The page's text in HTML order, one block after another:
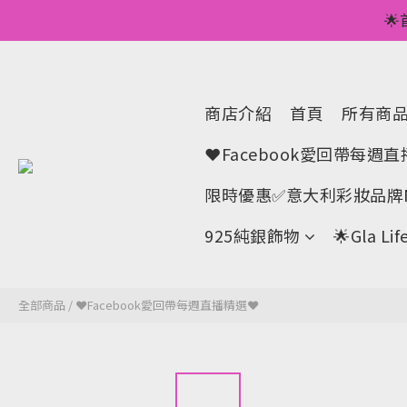
💥正價服裝滿🌟
💥正價服裝滿減
商店介紹 首頁
所有商
❤Facebook愛回帶每週
限時優惠✅意大利彩妝品
925純銀飾物
🌟Gla
全部商品 / ❤Facebook愛回帶每週直播精選❤